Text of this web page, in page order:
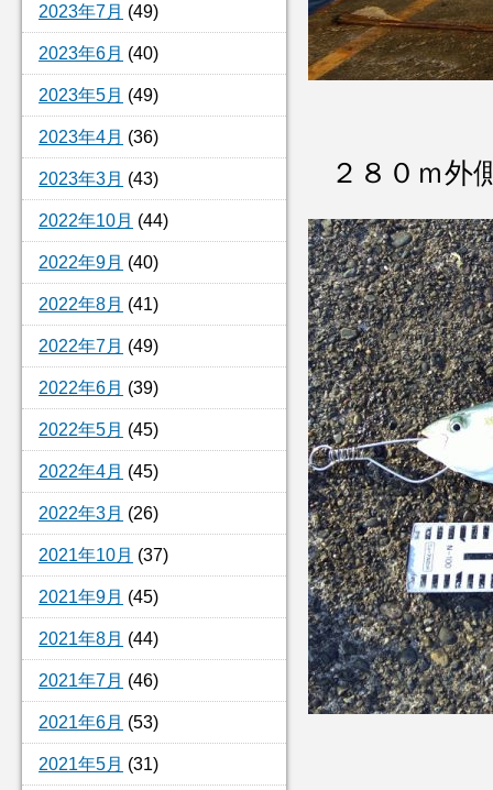
2023年7月 (49)
2023年6月 (40)
2023年5月 (49)
2023年4月 (36)
2023年3月 (43)
2022年10月 (44)
2022年9月 (40)
2022年8月 (41)
2022年7月 (49)
2022年6月 (39)
2022年5月 (45)
2022年4月 (45)
2022年3月 (26)
2021年10月 (37)
2021年9月 (45)
2021年8月 (44)
2021年7月 (46)
2021年6月 (53)
2021年5月 (31)
２８０ｍ